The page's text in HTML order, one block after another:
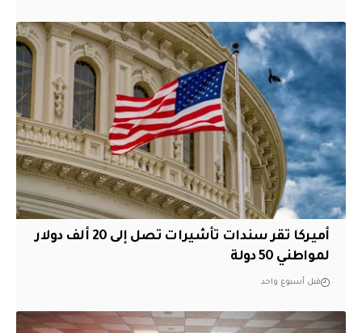
أميركا تقر سندات تأشيرات تصل إلى 20 ألف دولار
لمواطني 50 دولة
قبل أسبوع واحد